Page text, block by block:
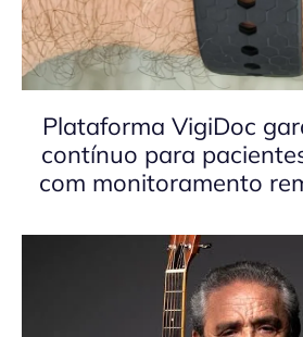
Plataforma VigiDoc
contínuo para
com monitoramento